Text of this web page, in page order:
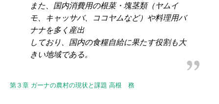
また、国内消費用の根菜・塊茎類（ヤムイ
モ、キャッサバ、ココヤムなど）や料理用バ
ナナを多く産出
しており、国内の食糧自給に果たす役割も大
きい地域である。
第３章 ガーナの農村の現状と課題 高根 務